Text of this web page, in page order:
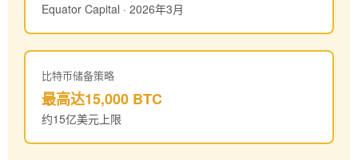
Equator Capital · 2026年3月
比特币储备策略
最高达15,000 BTC
约15亿美元上限